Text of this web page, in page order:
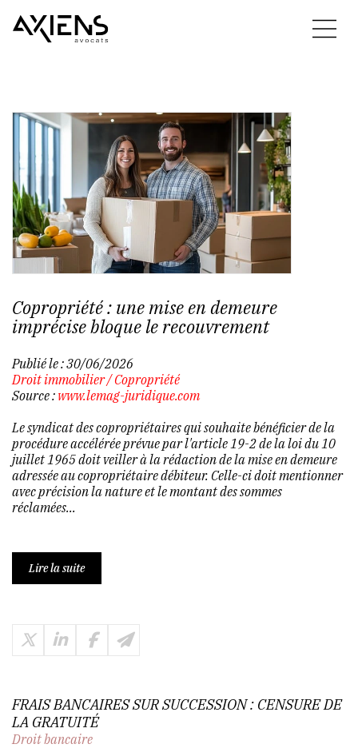
Copropriété : une mise en demeure
imprécise bloque le recouvrement
Publié le :30/06/2026
Droit immobilier/Copropriété
Source : www.lemag-juridique.com
Le syndicat des copropriétaires qui souhaite bénéficier de la
procédure accélérée prévue par l'article 19-2 de la loi du 10
juillet 1965 doit veiller à la rédaction de la mise en demeure
adressée au copropriétaire débiteur. Celle-ci doit mentionner
avec précision la nature et le montant des sommes
réclamées...
Lire la suite
FRAIS BANCAIRES SUR SUCCESSION : CENSURE DE
LA GRATUITÉ
Droit bancaire